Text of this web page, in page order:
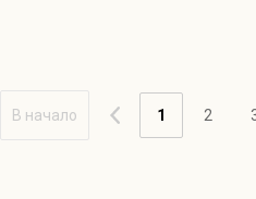
В начало 1 2